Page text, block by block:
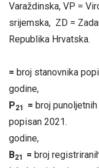
Varaždinska, VP =
srijemska, ZD =
Republika
= broj stanovnika
P21 = broj
popisan 2021.
B21 = broj